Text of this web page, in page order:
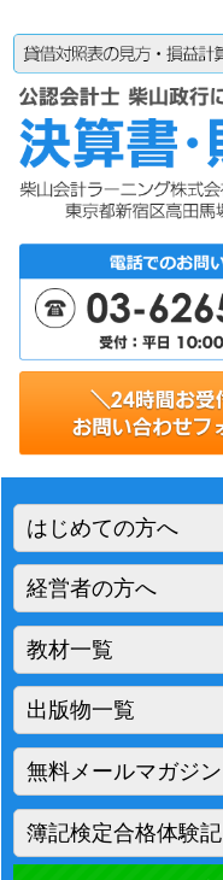
はじめての方へ
経営者の方へ
教材一覧
出版物一覧
無料メールマガジン
簿記検定合格体験記